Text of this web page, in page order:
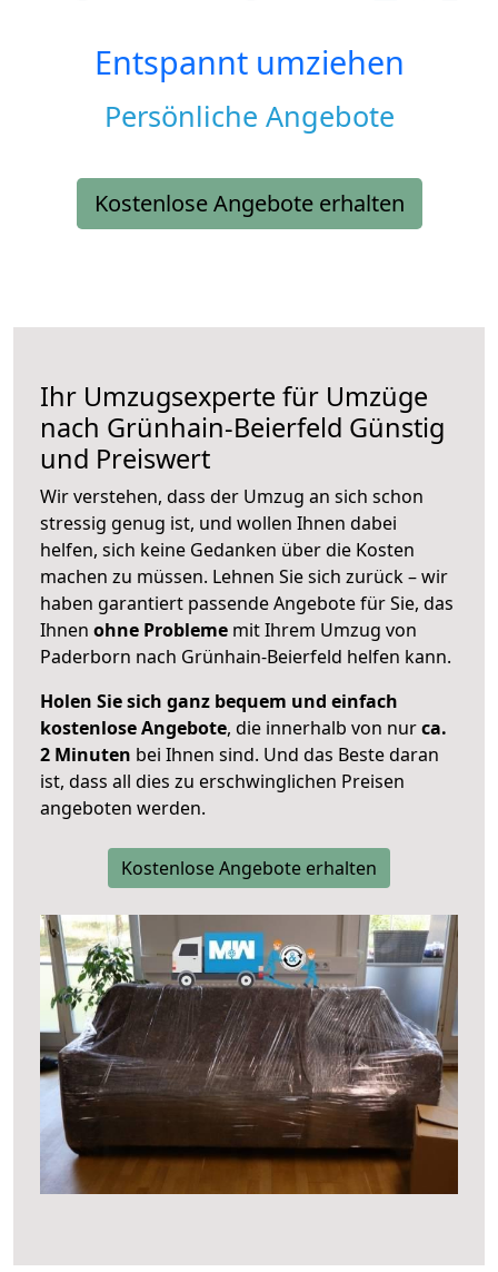
Entspannt umziehen
Persönliche Angebote
Kostenlose Angebote erhalten
Ihr Umzugsexperte für Umzüge
nach Grünhain-Beierfeld Günstig
und Preiswert
Wir verstehen, dass der Umzug an sich schon
stressig genug ist, und wollen Ihnen dabei
helfen, sich keine Gedanken über die Kosten
machen zu müssen. Lehnen Sie sich zurück – wir
haben garantiert passende Angebote für Sie, das
Ihnen ohne Probleme mit Ihrem Umzug von
Paderborn nach Grünhain-Beierfeld helfen kann.
Holen Sie sich ganz bequem und einfach
kostenlose Angebote, die innerhalb von nurca.
2 Minuten bei Ihnen sind. Und das Beste daran
ist, dass all dies zu erschwinglichen Preisen
angeboten werden.
Kostenlose Angebote erhalten